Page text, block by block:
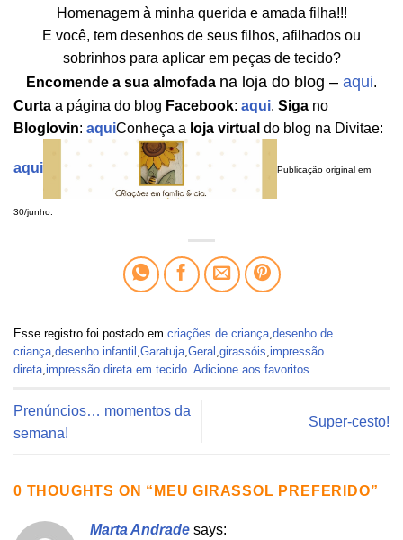
Homenagem à minha querida e amada filha!!!
E você, tem desenhos de seus filhos, afilhados ou
sobrinhos para aplicar em peças de tecido?
Encomende a sua almofada na loja do blog – aqui.
Curta a página do blog Facebook: aqui. Siga no
Bloglovin: aquiConheça a loja virtual do blog na Divitae:
aqui Publicação original em
30/junho.
Esse registro foi postado em criações de criança,desenho de
criança,desenho infantil ,Garatuja,Geral ,girassóis,impressão
direta,impressão direta em tecido. Adicione aos favoritos.
Prenúncios… momentos da
semana!
Super-cesto!
0 THOUGHTS ON “ MEU GIRASSOL PREFERIDO”
Marta Andrade says: